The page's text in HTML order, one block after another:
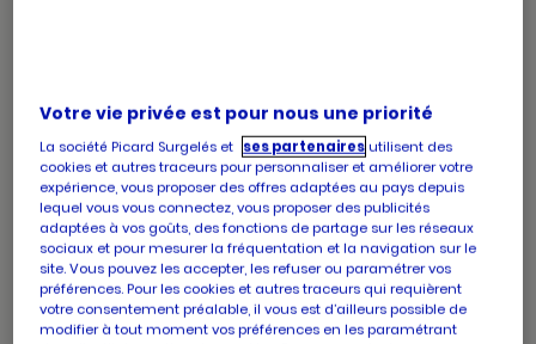
+33 2 51 23 67 56 numéro
de
téléphone
Les horaires de votre magasin PICARD CHATEAU
D'OLONNE
Horaires
d'ouverture
d'aujourd'hui
Lundi 09:30-19:30
Horaires
d'ouverture
Mardi 09:30-19:30
Horaires
Mercredi 09:30-19:30
Votre vie privée est pour nous une priorité
La société Picard Surgelés et ses partenairesutilisent des
cookies et autres traceurs pour personnaliser et améliorer votre
expérience, vous proposer des offres adaptées au pays depuis
lequel vous vous connectez, vous proposer des publicités
adaptées à vos goûts, des fonctions de partage sur les réseaux
sociaux et pour mesurer la fréquentation et la navigation sur le
site. Vous pouvez les accepter, les refuser ou paramétrer vos
préférences. Pour les cookies et autres traceurs qui requièrent
votre consentement préalable, il vous est d’ailleurs possible de
modifier à tout moment vos préférences en les paramétrant